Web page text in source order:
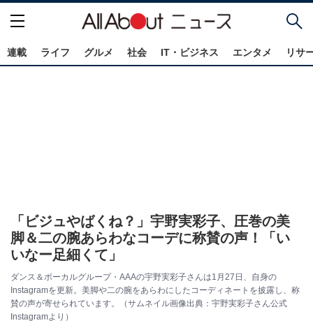
連載 ライフ グルメ 社会 IT・ビジネス エンタメ リサ
「ビジュやばくね？」宇野実彩子、圧巻の美
脚＆二の腕あらわなコーデに称賛の声！「い
いなー足細くて」
ダンス＆ボーカルグループ・AAAの宇野実彩子さんは1月27日、自身の
Instagramを更新。美脚や二の腕をあらわにしたコーディネートを披露し、称
賛の声が寄せられています。（サムネイル画像出典：宇野実彩子さん公式
Instagramより）